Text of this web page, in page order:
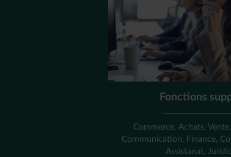
Fonctions
Commerce, Achats,
Communication, Finance,
Assistanat,